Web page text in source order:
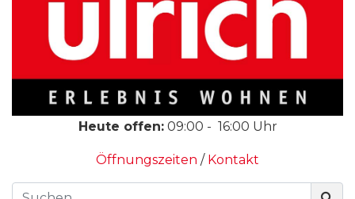
Heute offen: 09:00 - 16:00 Uhr
Öffnungszeiten / Kontakt